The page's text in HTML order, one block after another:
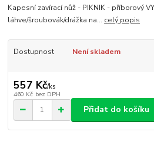
Kapesní zavírací nůž - PIKNIK - příborový
láhve/šroubovák/drážka na... celý popis
Dostupnost Není skladem
557 Kč/ks
460 Kč bez DPH
Přidat do košíku